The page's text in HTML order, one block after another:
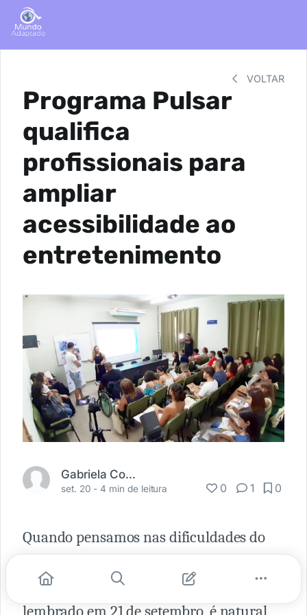
VOLTAR
Programa Pulsar
qualifica
profissionais para
ampliar
acessibilidade ao
entretenimento
Gabriela Coelho
set. 20 -4 min de leitura 0 1 0
Quando pensamos nas dificuldades do
deficiência, cujo Dia Nacional de Luta é